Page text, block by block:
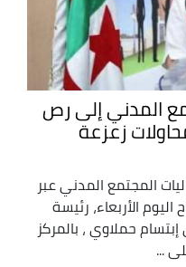
المدني إلى رص
زعزعة
المجتمع المدني عبر
الأربعاء، رئيسة
حملاوي ، بالمركز
...